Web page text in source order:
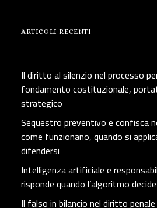
ARTICOLI RECENTI
Il diritto al silenzio nel processo
fondamento costituzionale,
strategico
Sequestro preventivo e confisca
come funzionano, quando si
difendersi
Intelligenza artificiale e
risponde quando l’algoritmo
Il falso in bilancio nel diritto